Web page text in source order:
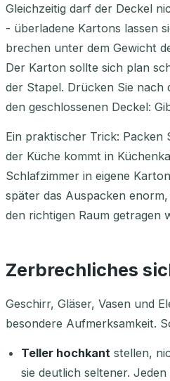
Gleichzeitig darf der Deckel
- überladene Kartons lassen
brechen unter dem Gewicht
Der Karton sollte sich plan
der Stapel. Drücken Sie nach
den geschlossenen Deckel:
Ein praktischer Trick: Packen
der Küche kommt in
Schlafzimmer in eigene
später das Auspacken
den richtigen Raum getragen
Zerbrechliches
Geschirr, Gläser, Vasen und
besondere Aufmerksamkeit.
Teller hochkant stellen,
sie deutlich seltener.